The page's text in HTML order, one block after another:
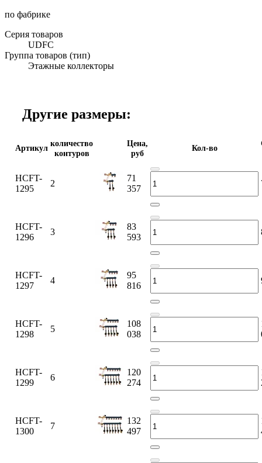
по фабрике
Серия товаров
UDFC
Группа товаров (тип)
Этажные коллекторы
Другие размеры:
Артикул количество
контуров
Цена,
руб
Кол-во
HCFT-
1295
2
71
357
HCFT-
1296
3
83
593
HCFT-
1297
4
95
816
HCFT-
1298
5
108
038
HCFT-
1299
6
120
274
HCFT-
1300
7
132
497